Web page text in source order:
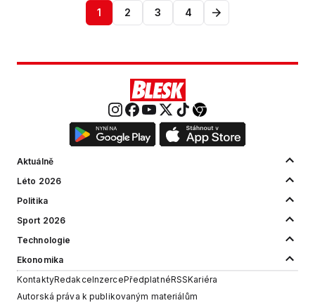
1 2 3 4
Aktuálně
Léto 2026
Politika
Sport 2026
Technologie
Ekonomika
KontaktyRedakceInzercePředplatnéRSSKariéra
Autorská práva k publikovaným materiálům